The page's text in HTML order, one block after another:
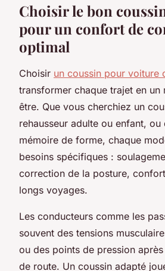
Choisir le bon
pour un confort de
optimal
Choisir un coussin pour voiture
transformer chaque trajet en un
être. Que vous cherchiez un
rehausseur adulte ou enfant,
mémoire de forme, chaque
besoins spécifiques :
correction de la posture,
longs voyages.
Les conducteurs comme les
souvent des tensions
ou des points de pression
de route. Un coussin adapté